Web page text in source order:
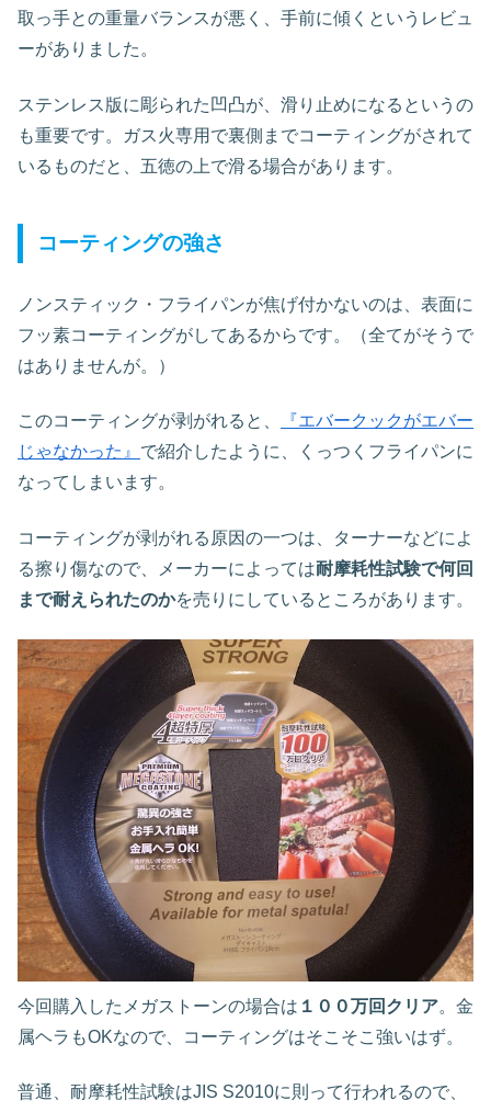
取っ手との重量バランスが悪く、手前に傾くというレビュ
ーがありました。
ステンレス版に彫られた凹凸が、滑り止めになるというの
も重要です。ガス火専用で裏側までコーティングがされて
いるものだと、五徳の上で滑る場合があります。
コーティングの強さ
ノンスティック・フライパンが焦げ付かないのは、表面に
フッ素コーティングがしてあるからです。（全てがそうで
はありませんが。）
このコーティングが剥がれると、
『エバークックがエバー
じゃなかった』 で紹介したように、くっつくフライパンに
なってしまいます。
コーティングが剥がれる原因の一つは、ターナーなどによ
る擦り傷なので、メーカーによっては耐摩耗性試験で何回
まで耐えられたのかを売りにしているところがあります。
今回購入したメガストーンの場合は １００万回クリア。金
属ヘラもOKなので、コーティングはそこそこ強いはず。
普通、耐摩耗性試験はJIS S2010に則って行われるので、